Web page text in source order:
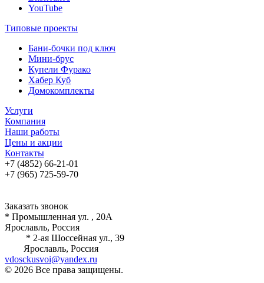
YouTube
Типовые проекты
Бани-бочки под ключ
Мини-брус
Купели Фурако
Хабер Куб
Домокомплекты
Услуги
Компания
Наши работы
Цены и акции
Контакты
+7 (4852) 66-21-01
+7 (965) 725-59-70
Заказать звонок
* Промышленная ул. , 20А
Ярославль, Россия
* 2-ая Шоссейная ул., 39
Ярославль, Россия
vdosckusvoi@yandex.ru
© 2026 Все права защищены.